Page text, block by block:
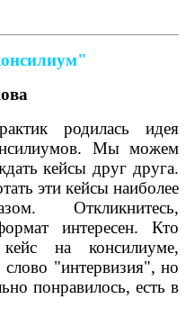
родилась идея
Мы можем
кейсы друг друга.
эти кейсы наиболее
Откликнитесь,
интересен. Кто
на консилиуме,
"интервизия", но
понравилось, есть в